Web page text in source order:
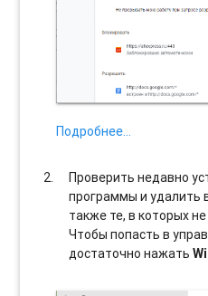
Подробнее…
Проверить недавно
программы и удалить
также те, в которых
Чтобы попасть в
достаточно нажать